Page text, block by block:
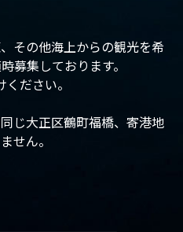
その他海上からの観光を希
募集しております。
ださい。
じ大正区鶴町福橋、寄港地
せん。